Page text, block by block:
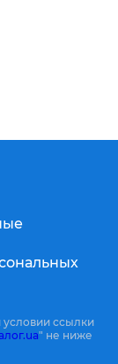
ссылки
" не ниже